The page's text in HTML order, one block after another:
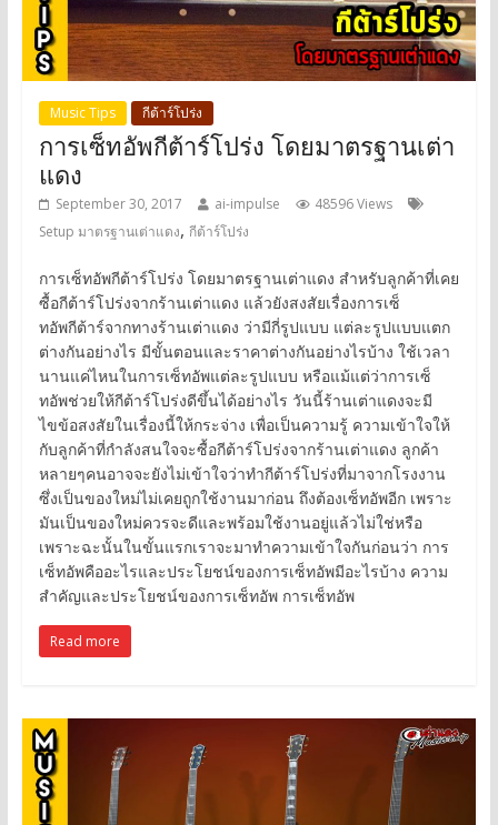
Music Tips กีต้าร์โปร่ง
การเซ็ทอัพกีต้าร์โปร่ง โดยมาตรฐานเต่า
แดง
September 30, 2017 ai-impulse
48596 Views
Setup มาตรฐานเต่าแดง, กีต้าร์โปร่ง
การเซ็ทอัพกีต้าร์โปร่ง โดยมาตรฐานเต่าแดง สำหรับลูกค้าที่เคย
ซื้อกีต้าร์โปร่งจากร้านเต่าแดง แล้วยังสงสัยเรื่องการเซ็
ทอัพกีต้าร์จากทางร้านเต่าแดง ว่ามีกี่รูปแบบ แต่ละรูปแบบแตก
ต่างกันอย่างไร มีขั้นตอนและราคาต่างกันอย่างไรบ้าง ใช้เวลา
นานแค่ไหนในการเซ็ทอัพแต่ละรูปแบบ หรือแม้แต่ว่าการเซ็
ทอัพช่วยให้กีต้าร์โปร่งดีขึ้นได้อย่างไร วันนี้ร้านเต่าแดงจะมี
ไขข้อสงสัยในเรื่องนี้ให้กระจ่าง เพื่อเป็นความรู้ ความเข้าใจให้
กับลูกค้าที่กำลังสนใจจะซื้อกีต้าร์โปร่งจากร้านเต่าแดง ลูกค้า
หลายๆคนอาจจะยังไม่เข้าใจว่าทำกีต้าร์โปร่งที่มาจากโรงงาน
ซึ่งเป็นของใหม่ไม่เคยถูกใช้งานมาก่อน ถึงต้องเซ็ทอัพอีก เพราะ
มันเป็นของใหม่ควรจะดีและพร้อมใช้งานอยู่แล้วไม่ใช่หรือ
เพราะฉะนั้นในขั้นแรกเราจะมาทำความเข้าใจกันก่อนว่า การ
เซ็ทอัพคืออะไรและประโยชน์ของการเซ็ทอัพมีอะไรบ้าง ความ
สำคัญและประโยชน์ของการเซ็ทอัพ การเซ็ทอัพ
Read more